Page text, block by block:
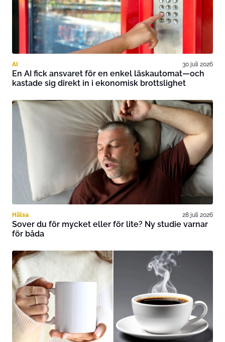
AI 30 juli 2026
En AI fick ansvaret för en enkel läskautomat—och
kastade sig direkt in i ekonomisk brottslighet
Hälsa 28 juli 2026
Sover du för mycket eller för lite? Ny studie varnar
för båda